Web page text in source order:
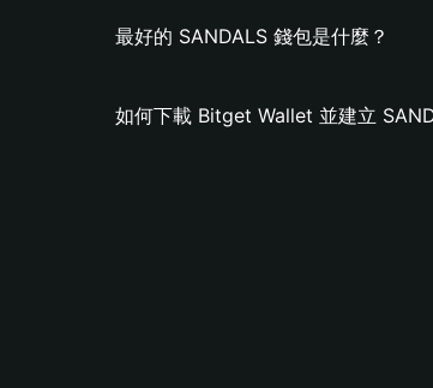
最好的 SANDALS 錢包是什麼？
如何下載 Bitget Wallet 並建立